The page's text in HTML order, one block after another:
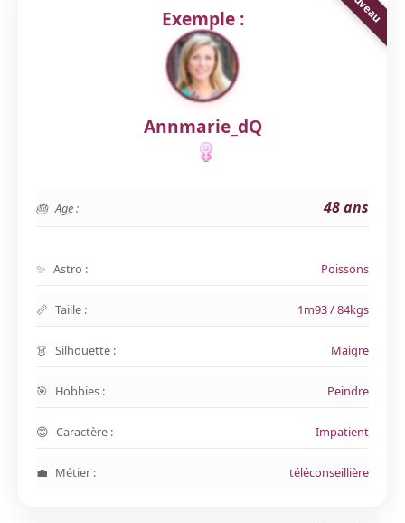
Exemple :
Annmarie_dQ
Age : 48 ans
Astro : Poissons
Taille : 1m93 / 84kgs
Silhouette : Maigre
Hobbies : Peindre
Caractère : Impatient
Métier : téléconseillière